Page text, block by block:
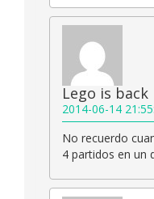
Lego is back
2014-06-14
No recuerdo
4 partidos en un